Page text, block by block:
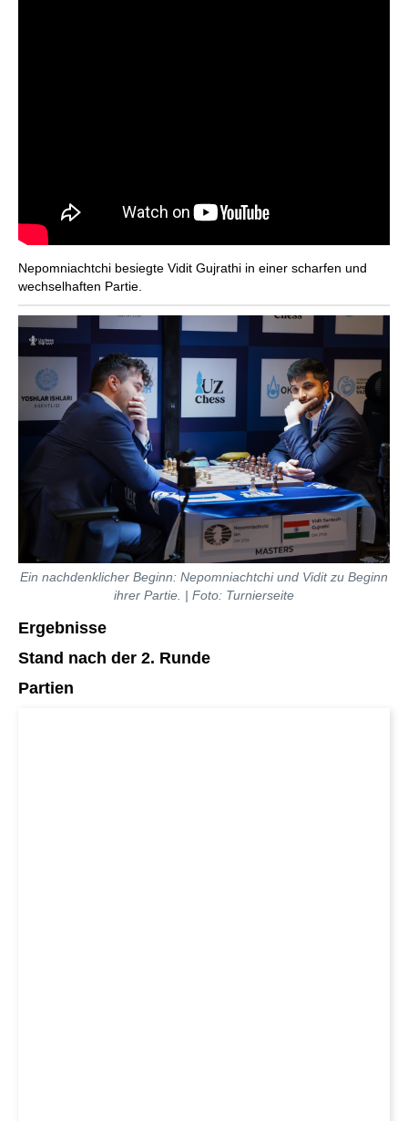
Nepomniachtchi besiegte Vidit Gujrathi in einer scharfen und
wechselhaften Partie.
Ein nachdenklicher Beginn: Nepomniachtchi und Vidit zu Beginn
ihrer Partie. | Foto: Turnierseite
Ergebnisse
Stand nach der 2. Runde
Partien